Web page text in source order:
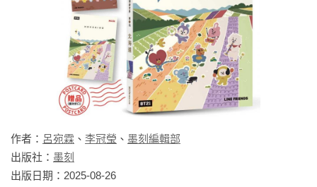
作者： 呂宛霖 、 李冠瑩 、 墨刻編輯部
出版社： 墨刻
出版日期：2025-08-26